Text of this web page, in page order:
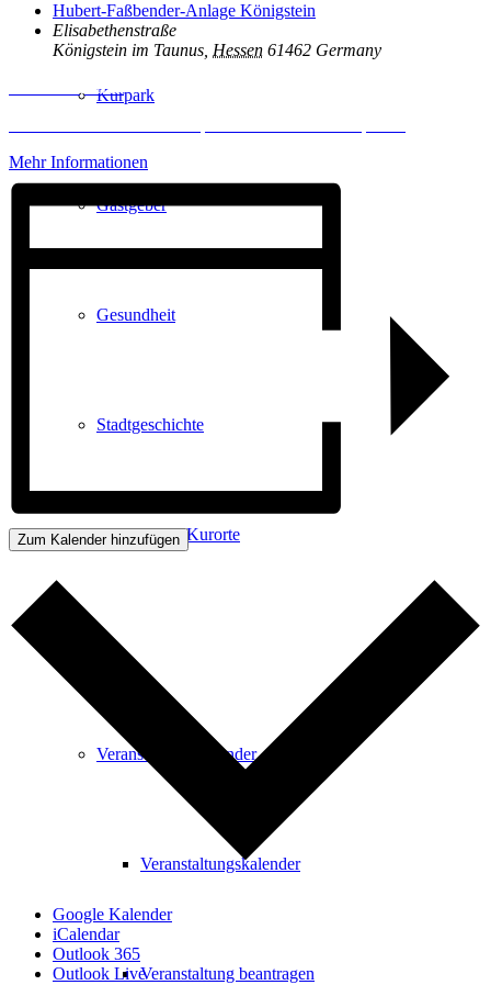
Kurpark
Gastgeber
Gesundheit
Stadtgeschichte
Heilbäder & Kurorte
Veranstaltungskalender
Veranstaltungskalender
Veranstaltung beantragen
Hubert-Faßbender-Anlage Königstein
Elisabethenstraße
Königstein im Taunus, Hessen 61462 Germany
Inhalt entsperren
Mehr Informationen
Zum Kalender hinzufügen
Google Kalender
iCalendar
Outlook 365
Outlook Live